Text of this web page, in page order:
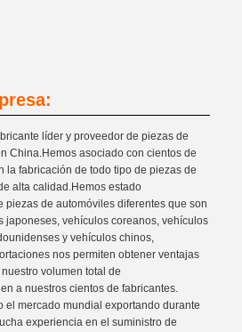
líder y proveedor de piezas de
China.Hemos asociado con cientos de
la fabricación de todo tipo de piezas de
alta calidad.Hemos estado
piezas de automóviles diferentes que son
japoneses, vehículos coreanos, vehículos
y vehículos chinos,
nos permiten obtener ventajas
volumen total de
a nuestros cientos de fabricantes.
el mercado mundial exportando durante
experiencia en el suministro de